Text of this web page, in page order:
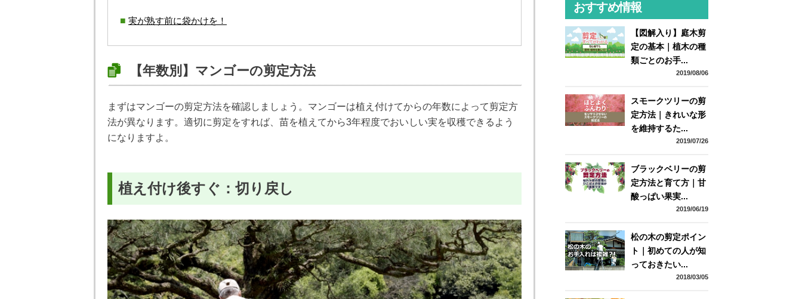
実が熟す前に袋かけを！
【年数別】マンゴーの剪定方法
まずはマンゴーの剪定方法を確認しましょう。マンゴーは植え付けてからの年数によって剪定方
法が異なります。適切に剪定をすれば、苗を植えてから3年程度でおいしい実を収穫できるよう
になりますよ。
植え付け後すぐ：切り戻し
おすすめ情報
【図解入り】庭木剪
定の基本｜植木の種
類ごとのお手...
2019/08/06
スモークツリーの剪
定方法｜きれいな形
を維持するた...
2019/07/26
ブラックベリーの剪
定方法と育て方｜甘
酸っぱい果実...
2019/06/19
松の木の剪定ポイン
ト｜初めての人が知
っておきたい...
2018/03/05